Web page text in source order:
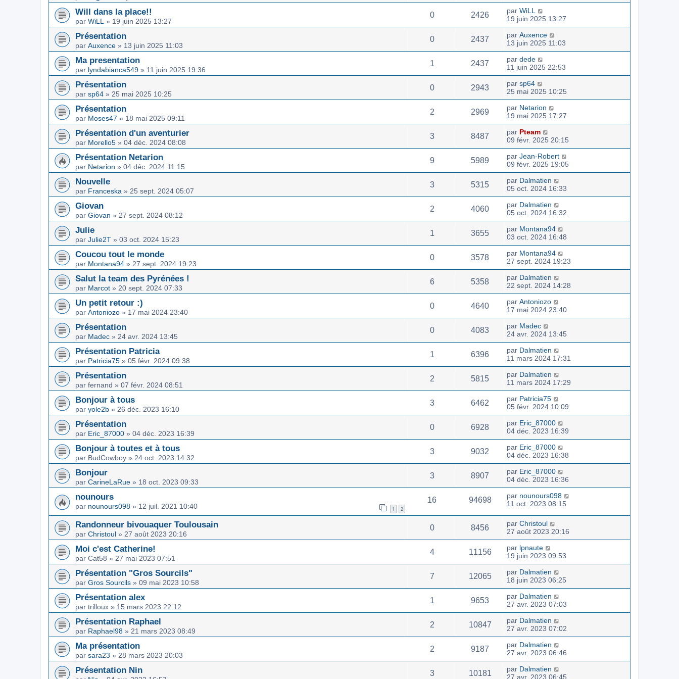
Will dans la place!!
par WiLL » 19 juin 2025 13:27
0 2426 par WiLL
19 juin 2025 13:27
Présentation
par Auxence » 13 juin 2025 11:03
0 2437 par Auxence
13 juin 2025 11:03
Ma presentation
par lyndabianca549 » 11 juin 2025 19:36
1 2437 par dede
11 juin 2025 22:53
Présentation
par sp64 » 25 mai 2025 10:25
0 2943 par sp64
25 mai 2025 10:25
Présentation
par Moses47 » 18 mai 2025 09:11
2 2969 par Netarion
19 mai 2025 17:27
Présentation d'un aventurier
par Morello5 » 04 déc. 2024 08:08
3 8487 par Pteam
09 févr. 2025 20:15
Présentation Netarion
par Netarion » 04 déc. 2024 11:15
9 5989 par Jean-Robert
09 févr. 2025 19:05
Nouvelle
par Franceska » 25 sept. 2024 05:07
3 5315 par Dalmatien
05 oct. 2024 16:33
Giovan
par Giovan » 27 sept. 2024 08:12
2 4060 par Dalmatien
05 oct. 2024 16:32
Julie
par Julie2T » 03 oct. 2024 15:23
1 3655 par Montana94
03 oct. 2024 16:48
Coucou tout le monde
par Montana94 » 27 sept. 2024 19:23
0 3578 par Montana94
27 sept. 2024 19:23
Salut la team des Pyrénées !
par Marcot » 20 sept. 2024 07:33
6 5358 par Dalmatien
22 sept. 2024 14:28
Un petit retour :)
par Antoniozo » 17 mai 2024 23:40
0 4640 par Antoniozo
17 mai 2024 23:40
Présentation
par Madec » 24 avr. 2024 13:45
0 4083 par Madec
24 avr. 2024 13:45
Présentation Patricia
par Patricia75 » 05 févr. 2024 09:38
1 6396 par Dalmatien
11 mars 2024 17:31
Présentation
par fernand » 07 févr. 2024 08:51
2 5815 par Dalmatien
11 mars 2024 17:29
Bonjour à tous
par yole2b » 26 déc. 2023 16:10
3 6462 par Patricia75
05 févr. 2024 10:09
Présentation
par Eric_87000 » 04 déc. 2023 16:39
0 6928 par Eric_87000
04 déc. 2023 16:39
Bonjour à toutes et à tous
par BudCowboy » 24 oct. 2023 14:32
3 9032 par Eric_87000
04 déc. 2023 16:38
Bonjour
par CarineLaRue » 18 oct. 2023 09:33
3 8907 par Eric_87000
04 déc. 2023 16:36
nounours
par nounours098 » 12 juil. 2021 10:40 1 2
16 94698 par nounours098
11 oct. 2023 08:15
Randonneur bivouaquer Toulousain
par Christoul » 27 août 2023 20:16
0 8456 par Christoul
27 août 2023 20:16
Moi c'est Catherine!
par Cat58 » 27 mai 2023 07:51
4 11156 par lpnaute
19 juin 2023 09:53
Présentation "Gros Sourcils"
par Gros Sourcils » 09 mai 2023 10:58
7 12065 par Dalmatien
18 juin 2023 06:25
Présentation alex
par trilloux » 15 mars 2023 22:12
1 9653 par Dalmatien
27 avr. 2023 07:03
Présentation Raphael
par Raphael98 » 21 mars 2023 08:49
2 10847 par Dalmatien
27 avr. 2023 07:02
Ma présentation
par sara23 » 28 mars 2023 20:03
2 9187 par Dalmatien
27 avr. 2023 06:46
Présentation Nin 3 10181 par Dalmatien
27 avr. 2023 06:45